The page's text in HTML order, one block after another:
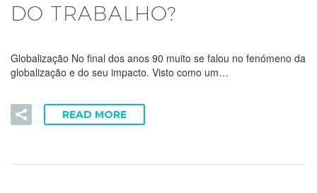
DO TRABALHO?
Globalização No final dos anos 90 muito se falou no fenómeno da
globalização e do seu impacto. Visto como um…
READ MORE